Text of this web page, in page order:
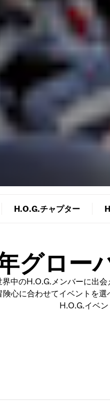
H.O.G.チャプター
グロー
界中のH.O.G.メンバーに出
心に合わせてイベントを
H.O.G.イベン